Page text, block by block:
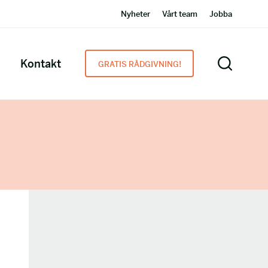
Nyheter Vårt team Jobba
Kontakt GRATIS RÅDGIVNING!